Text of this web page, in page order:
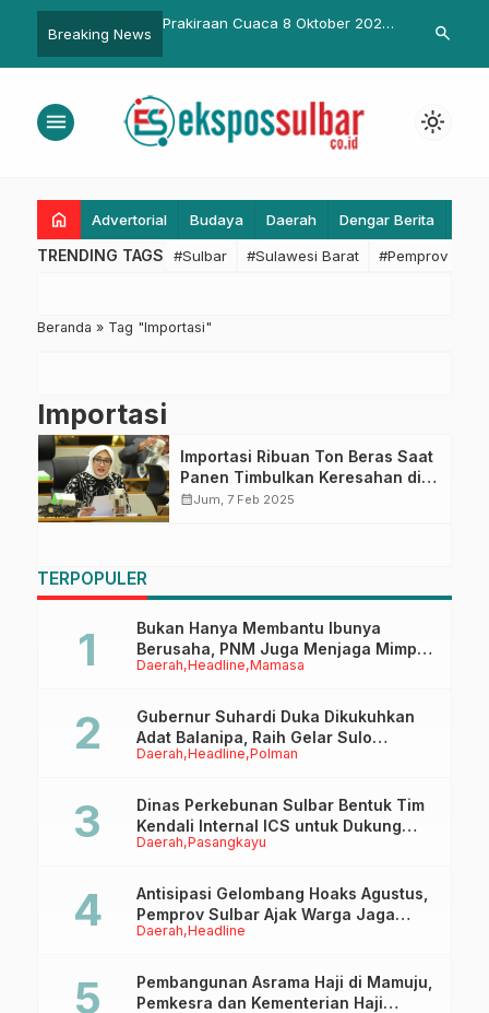
Breaking News
Perkuat
Penanganan Pasca
Prakiraan Cuaca 8 Oktober 2025
Sepekan
Sejumlah
search
menu light_mode
home Advertorial Budaya Daerah Dengar Berita
TRENDING TAGS #Sulbar #Sulawesi Barat #Pemprov
Beranda » Tag "Importasi"
Importasi
Importasi Ribuan Ton Beras Saat
Panen Timbulkan Keresahan di
Kalangan Petani
calendar_monthJum, 7 Feb 2025
TERPOPULER
Daerah Headline Mamasa
Bukan Hanya Membantu Ibunya
Berusaha, PNM Juga Menjaga Mimpi
Anaknya Untuk Menggapai Cita-Cita
Daerah Headline Polman
Gubernur Suhardi Duka Dikukuhkan
Adat Balanipa, Raih Gelar Sulo
Tappidena
Daerah Pasangkayu
Dinas Perkebunan Sulbar Bentuk Tim
Kendali Internal ICS untuk Dukung
Sertifikasi ISPO Pekebun di
Daerah Headline
Antisipasi Gelombang Hoaks Agustus,
Pemprov Sulbar Ajak Warga Jaga
Ruang Digital
Pembangunan Asrama Haji di Mamuju,
Pemkesra dan Kementerian Haji